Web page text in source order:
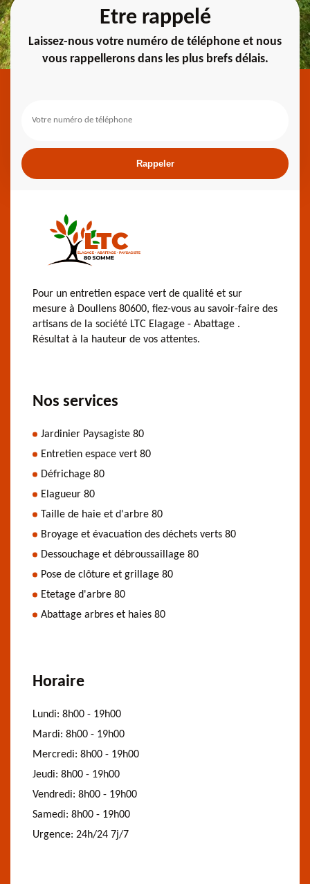
Etre rappelé
Laissez-nous votre numéro de téléphone et nous
vous rappellerons dans les plus brefs délais.
Pour un entretien espace vert de qualité et sur
mesure à Doullens 80600, fiez-vous au savoir-faire des
artisans de la société LTC Elagage - Abattage .
Résultat à la hauteur de vos attentes.
Nos services
Jardinier Paysagiste 80
Entretien espace vert 80
Défrichage 80
Elagueur 80
Taille de haie et d'arbre 80
Broyage et évacuation des déchets verts 80
Dessouchage et débroussaillage 80
Pose de clôture et grillage 80
Etetage d'arbre 80
Abattage arbres et haies 80
Horaire
Lundi: 8h00 - 19h00
Mardi: 8h00 - 19h00
Mercredi: 8h00 - 19h00
Jeudi: 8h00 - 19h00
Vendredi: 8h00 - 19h00
Samedi: 8h00 - 19h00
Urgence: 24h/24 7j/7